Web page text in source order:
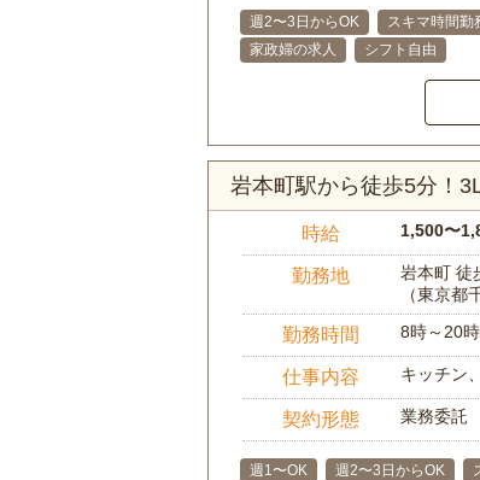
週2〜3日からOK スキマ時間勤
家政婦の求人
シフト自由
岩本町駅から徒歩5分！
時給 1,500〜
勤務地
岩本町 徒
（東京都
勤務時間 8時～20
仕事内容 キッチン
契約形態 業務委託
週1〜OK 週2〜3日からOK